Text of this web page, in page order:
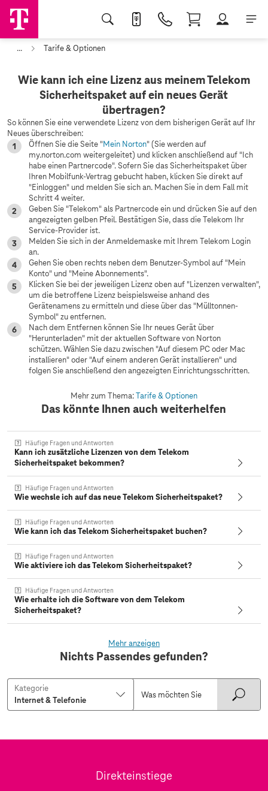
... Tarife & Optionen
Wie kann ich eine Lizenz aus meinem Telekom
Sicherheitspaket auf ein neues Gerät
übertragen?
So können Sie eine verwendete Lizenz von dem bisherigen Gerät auf Ihr
Neues überschreiben:
Öffnen Sie die Seite "Mein Norton" (Sie werden auf
my.norton.com weitergeleitet) und klicken anschließend auf "Ich
habe einen Partnercode". Sofern Sie das Sicherheitspaket über
Ihren Mobilfunk-Vertrag gebucht haben, klicken Sie direkt auf
"Einloggen" und melden Sie sich an. Machen Sie in dem Fall mit
Schritt 4 weiter.
Geben Sie "Telekom" als Partnercode ein und drücken Sie auf den
angezeigten gelben Pfeil. Bestätigen Sie, dass die Telekom Ihr
Service-Provider ist.
Melden Sie sich in der Anmeldemaske mit Ihrem Telekom Login
an.
Gehen Sie oben rechts neben dem Benutzer-Symbol auf "Mein
Konto" und "Meine Abonnements".
Klicken Sie bei der jeweiligen Lizenz oben auf "Lizenzen verwalten",
um die betroffene Lizenz beispielsweise anhand des
Gerätenamens zu ermitteln und diese über das "Mülltonnen-
Symbol" zu entfernen.
Nach dem Entfernen können Sie Ihr neues Gerät über
"Herunterladen" mit der aktuellen Software von Norton
schützen. Wählen Sie dazu zwischen "Auf diesem PC oder Mac
installieren" oder "Auf einem anderen Gerät installieren" und
folgen Sie anschließend den angezeigten Einrichtungsschritten.
Mehr zum Thema:Tarife & Optionen
Das könnte Ihnen auch weiterhelfen
Häufige Fragen und Antworten
Kann ich zusätzliche Lizenzen von dem Telekom
Sicherheitspaket bekommen?
Häufige Fragen und Antworten
Wie wechsle ich auf das neue Telekom Sicherheitspaket?
Häufige Fragen und Antworten
Wie kann ich das Telekom Sicherheitspaket buchen?
Häufige Fragen und Antworten
Wie aktiviere ich das Telekom Sicherheitspaket?
Häufige Fragen und Antworten
Wie erhalte ich die Software von dem Telekom
Sicherheitspaket?
Mehr anzeigen
Nichts Passendes gefunden?
Kategorie
Direkteinstiege